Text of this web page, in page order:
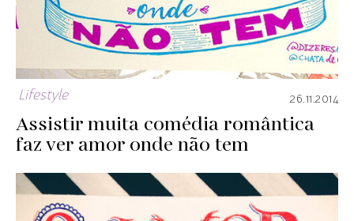
Lifestyle 26.11.2014
Assistir muita comédia romântica
faz ver amor onde não tem